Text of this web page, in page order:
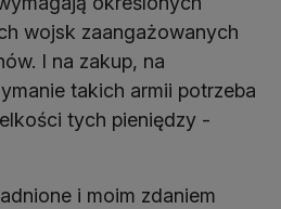
wojsk zaangażowanych
I na zakup, na
takich armii potrzeba
tych pieniędzy -
i moim zdaniem